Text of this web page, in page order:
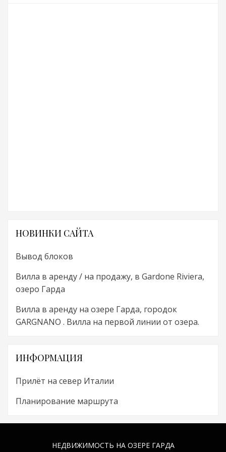
НОВИНКИ САЙТА
Вывод блоков
Вилла в аренду / на продажу, в Gardone Riviera,
озеро Гарда
Вилла в аренду на озере Гарда, городок
GARGNANO . Вилла на первой линии от озера.
ИНФОРМАЦИЯ
Прилёт на север Италии
Планирование маршрута
НЕДВИЖИМОСТЬ НА ОЗЕРЕ ГАРДА